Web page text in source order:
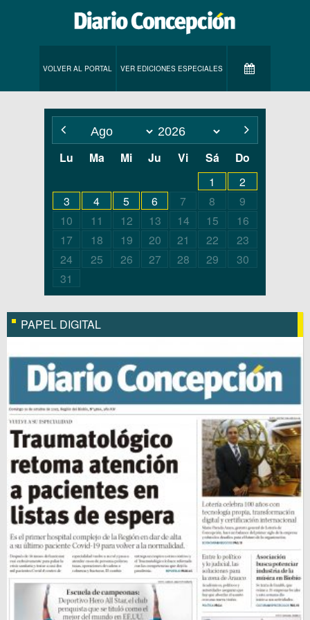
VOLVER AL PORTAL VER EDICIONES ESPECIALES
Lu Ma Mi Ju Vi Sá Do
1
2
3
4 5 6 7 8
9
10
11 12 13 14 15
16
17
18 19 20 21 22
23
24
25 26 27 28 29
30
31
PAPEL DIGITAL